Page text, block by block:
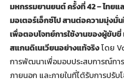
มหกรรมยานยนต์ ครั้งที่ 42 – ไทย
มอเตอร์เอ็กซ์โปสานต่อความมุ่งมั่น
เพื่อตอบโจทย์การใช้งานของผู้ขับ
สแกนดิเนเวียนอย่างแท้จริงโดย
การพัฒนาเพื่อมอบประสบการณ์ก
ภายนอก และภายในที่ได้รับการปรับ